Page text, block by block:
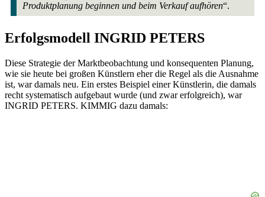
Produktplanung beginnen und beim Verkauf aufhören“.
Erfolgsmodell INGRID PETERS
Diese Strategie der Marktbeobachtung und konsequenten Planung,
wie sie heute bei großen Künstlern eher die Regel als die Ausnahme
ist, war damals neu. Ein erstes Beispiel einer Künstlerin, die damals
recht systematisch aufgebaut wurde (und zwar erfolgreich), war
INGRID PETERS. KIMMIG dazu damals: